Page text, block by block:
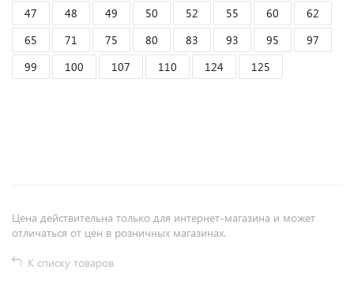
47
48 49 50 52 55 60
62
65
71 75 80 83 93 95
97
99
100 107 110 124 125
Цена действительна только для интернет-магазина и может
отличаться от цен в розничных магазинах.
К списку товаров